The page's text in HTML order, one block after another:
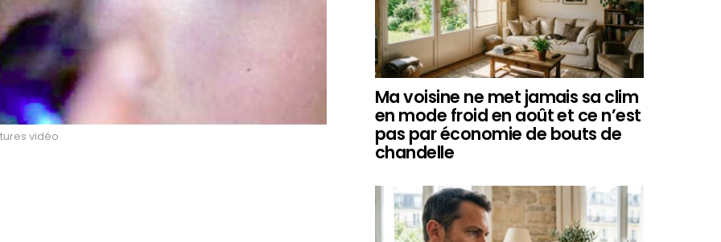
vidéo
Ma voisine ne met jamais sa clim
en mode froid en août et ce n’est
pas par économie de bouts de
chandelle